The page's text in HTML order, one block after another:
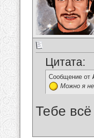
Цитата:
Сообщение от
Можно я
Тебе